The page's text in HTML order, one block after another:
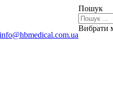
info@hbmedical.com.ua
Пошук
Вибрати